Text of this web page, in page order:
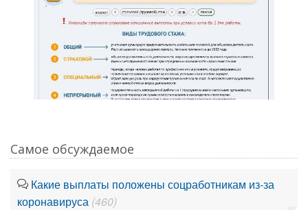
Самое обсуждаемое
Какие выплаты положены соцработникам из-за
коронавируса (460)